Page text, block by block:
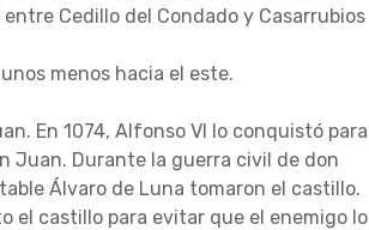
Cedillo del Condado y Casarrubios
menos hacia el este.
En 1074, Alfonso VI lo conquistó para
Juan. Durante la guerra civil de don
Álvaro de Luna tomaron el castillo.
el castillo para evitar que el enemigo lo